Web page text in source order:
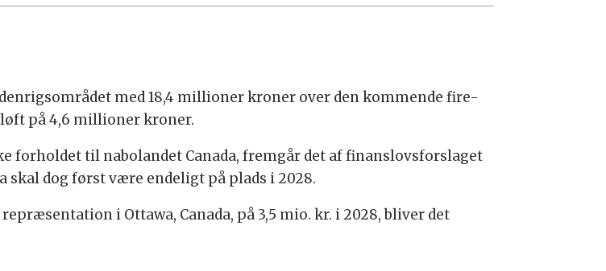
med 18,4 millioner kroner over den kommende fire-
på 4,6 millioner kroner.
forholdet til nabolandet Canada, fremgår det af finanslovsforslaget
skal dog først være endeligt på plads i 2028.
i Ottawa, Canada, på 3,5 mio. kr. i 2028, bliver det